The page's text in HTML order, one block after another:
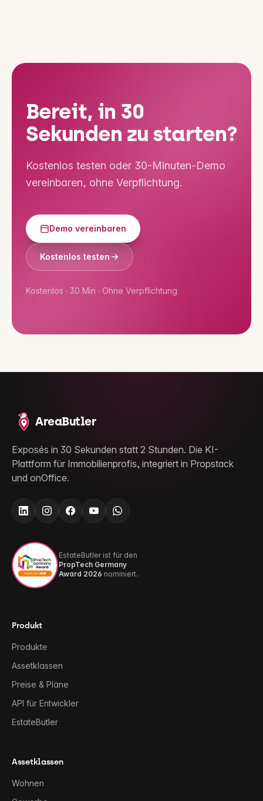
Bereit, in 30
Sekunden zu starten?
Kostenlos testen oder 30-Minuten-Demo
vereinbaren, ohne Verpflichtung.
Demo vereinbaren
Kostenlos testen
Kostenlos · 30 Min · Ohne Verpflichtung
AreaButler
Exposés in 30 Sekunden statt 2 Stunden. Die KI-
Plattform für Immobilienprofis, integriert in Propstack
und onOffice.
EstateButler ist für den
PropTech Germany
Award 2026 nominiert.
Produkt
Produkte
Assetklassen
Preise & Pläne
API für Entwickler
EstateButler
Assetklassen
Wohnen